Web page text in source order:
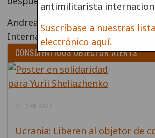
Andreas Speck
Internacional de Resistentes a la
antimilitarista
Suscríbase a nuestras
electrónico aquí.
CONSCIENTIOUS OBJECTOR ALERTS
24 MAR 2026
Ucrania: Liberen al objetor de